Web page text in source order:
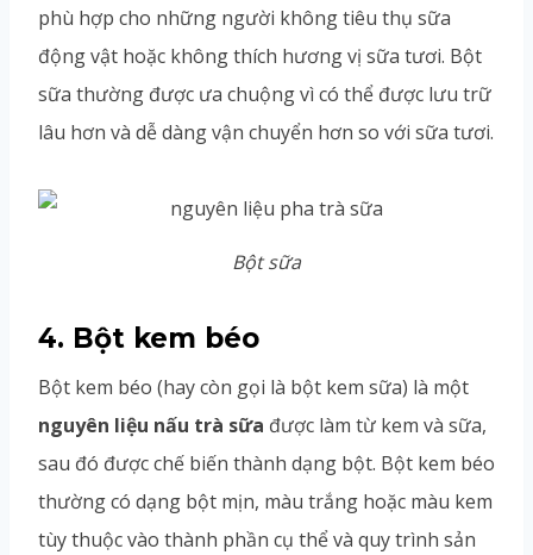
phù hợp cho những người không tiêu thụ sữa
động vật hoặc không thích hương vị sữa tươi. Bột
sữa thường được ưa chuộng vì có thể được lưu trữ
lâu hơn và dễ dàng vận chuyển hơn so với sữa tươi.
Bột sữa
4. Bột kem béo
Bột kem béo (hay còn gọi là bột kem sữa) là một
nguyên liệu nấu trà sữa được làm từ kem và sữa,
sau đó được chế biến thành dạng bột. Bột kem béo
thường có dạng bột mịn, màu trắng hoặc màu kem
tùy thuộc vào thành phần cụ thể và quy trình sản